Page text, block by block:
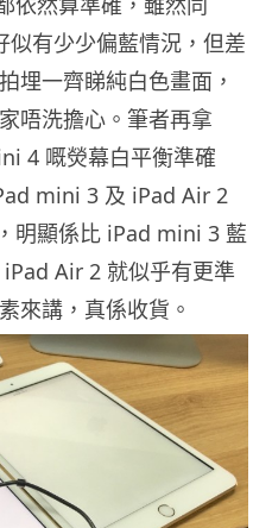
有少少偏藍情況，但差
埋一齊睇純白色畫面，
唔洗擔心。筆者再拿
4 嘅熒幕白平衡準確
mini 3 及 iPad Air 2
明顯係比 iPad mini 3 藍
Air 2 就似乎有更準
來講，真係收貨。